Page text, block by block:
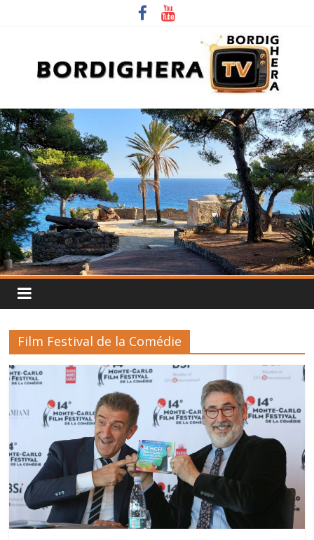
Film Festival de la Comédie